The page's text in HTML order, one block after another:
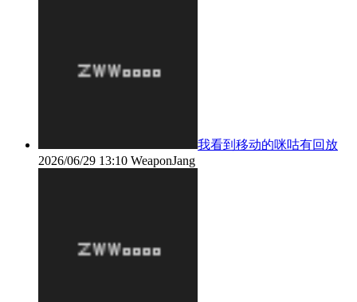
我看到移动的咪咕有回放
2026/06/29 13:10 WeaponJang